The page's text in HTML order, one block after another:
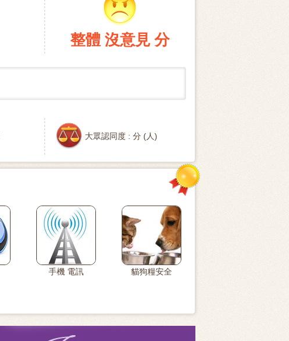
整體 沒意見 分
大眾認同度 : 分 (人)
手機 電訊 貓狗糧安全